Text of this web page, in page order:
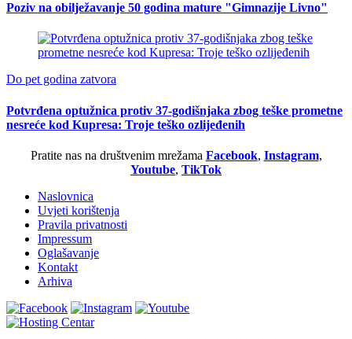
Poziv na obilježavanje 50 godina mature "Gimnazije Livno"
Do pet godina zatvora
Potvrđena optužnica protiv 37-godišnjaka zbog teške prometne
nesreće kod Kupresa: Troje teško ozlijeđenih
Pratite nas na društvenim mrežama Facebook, Instagram,
Youtube, TikTok
Naslovnica
Uvjeti korištenja
Pravila privatnosti
Impressum
Oglašavanje
Kontakt
Arhiva